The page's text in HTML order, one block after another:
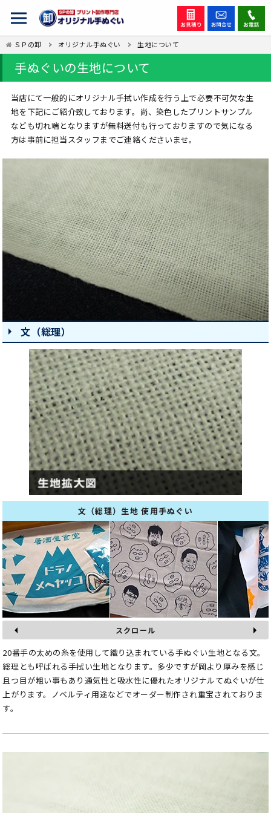
ＳＰの卸 オリジナル手ぬぐい 生地について
手ぬぐいの生地について
当店にて一般的にオリジナル手拭い作成を行う上で必要不可欠な生
地を下記にご紹介致しております。尚、染色したプリントサンプル
なども切れ端となりますが無料送付も行っておりますので気になる
方は事前に担当スタッフまでご連絡くださいませ。
文（総理）
文（総理）生地 使用手ぬぐい
スクロール
20番手の太めの糸を使用して織り込まれている手ぬぐい生地となる文。
総理とも呼ばれる手拭い生地となります。多少ですが岡より厚みを感じ
且つ目が粗い事もあり通気性と吸水性に優れたオリジナルてぬぐいが仕
上がります。ノベルティ用途などでオーダー制作され重宝されておりま
す。